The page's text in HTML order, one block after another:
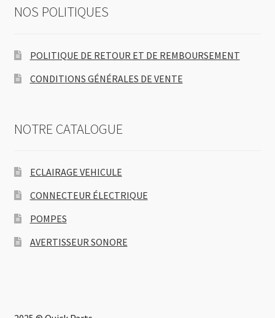
NOS POLITIQUES
POLITIQUE DE RETOUR ET DE REMBOURSEMENT
CONDITIONS GÉNÉRALES DE VENTE
NOTRE CATALOGUE
ECLAIRAGE VEHICULE
CONNECTEUR ÉLECTRIQUE
POMPES
AVERTISSEUR SONORE